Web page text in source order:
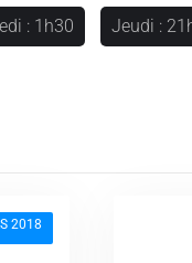
: 1h30 Jeudi :
2018